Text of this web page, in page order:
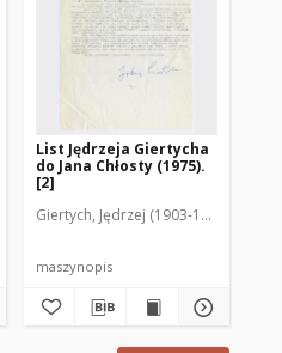
List Jędrzeja Giertycha
do Jana Chłosty (1975).
[2]
Giertych, Jędrzej (1903-1992)
maszynopis